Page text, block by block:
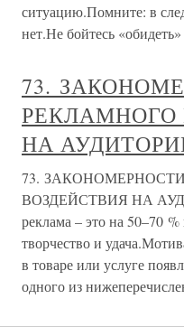
ситуацию.Помните: в
нет.Не бойтесь «обидеть»
73.
РЕКЛАМНОГО
НА
73.
ВОЗДЕЙСТВИЯ НА
реклама – это на 50–70
творчество и
в товаре или услуге
одного из